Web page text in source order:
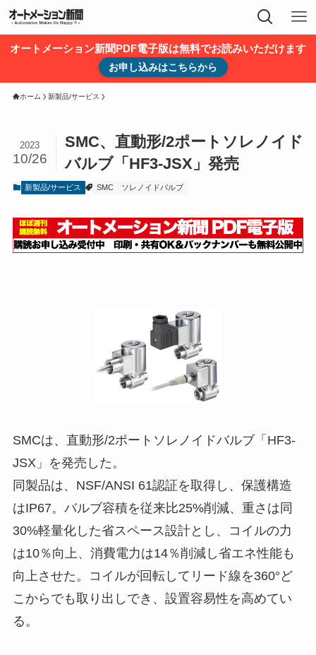
オートメーション新聞PDF電子版は無料でお読みいただけます
お申し込みはこちらから
ホーム 新製品/サービス
SMC、直動形/2ポートソレノイド
バルブ「HF3-JSX」発売
2023
10/26
新製品/サービス SMC ソレノイドバルブ
SMCは、直動形/2ポートソレノイドバルブ「HF3-
JSX」を発売した。
同製品は、NSF/ANSI 61認証を取得し、保護構造
はIP67。バルブ容積を従来比25%削減、重さは同
30%軽量化した省スペース設計とし、コイルの力
は10％向上、消費電力は14％削減し省エネ性能も
向上させた。コイルが回転してリード線を360°ど
こからでも取り出しでき、設置容易性を高めてい
る。